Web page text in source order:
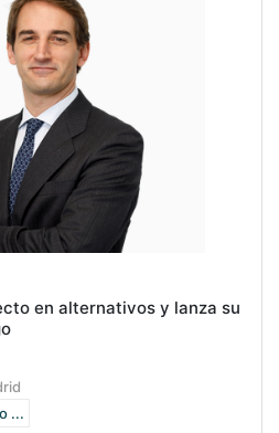
en alternativos y lanza su
...